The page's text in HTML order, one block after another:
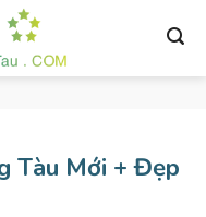
Tàu Mới + Đẹp